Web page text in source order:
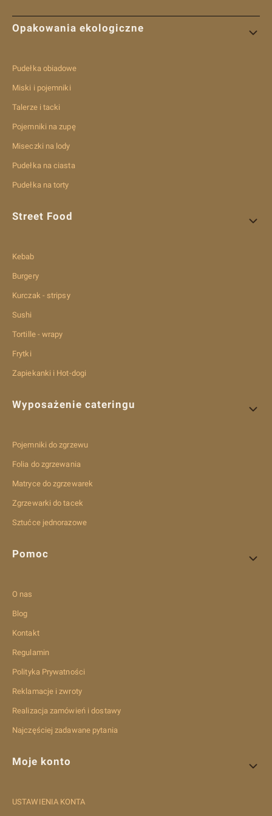
Linki w stopce
Opakowania ekologiczne
Pudełka obiadowe
Miski i pojemniki
Talerze i tacki
Pojemniki na zupę
Miseczki na lody
Pudełka na ciasta
Pudełka na torty
Street Food
Kebab
Burgery
Kurczak - stripsy
Sushi
Tortille - wrapy
Frytki
Zapiekanki i Hot-dogi
Wyposażenie cateringu
Pojemniki do zgrzewu
Folia do zgrzewania
Matryce do zgrzewarek
Zgrzewarki do tacek
Sztućce jednorazowe
Pomoc
O nas
Blog
Kontakt
Regulamin
Polityka Prywatności
Reklamacje i zwroty
Realizacja zamówień i dostawy
Najczęściej zadawane pytania
Moje konto
USTAWIENIA KONTA